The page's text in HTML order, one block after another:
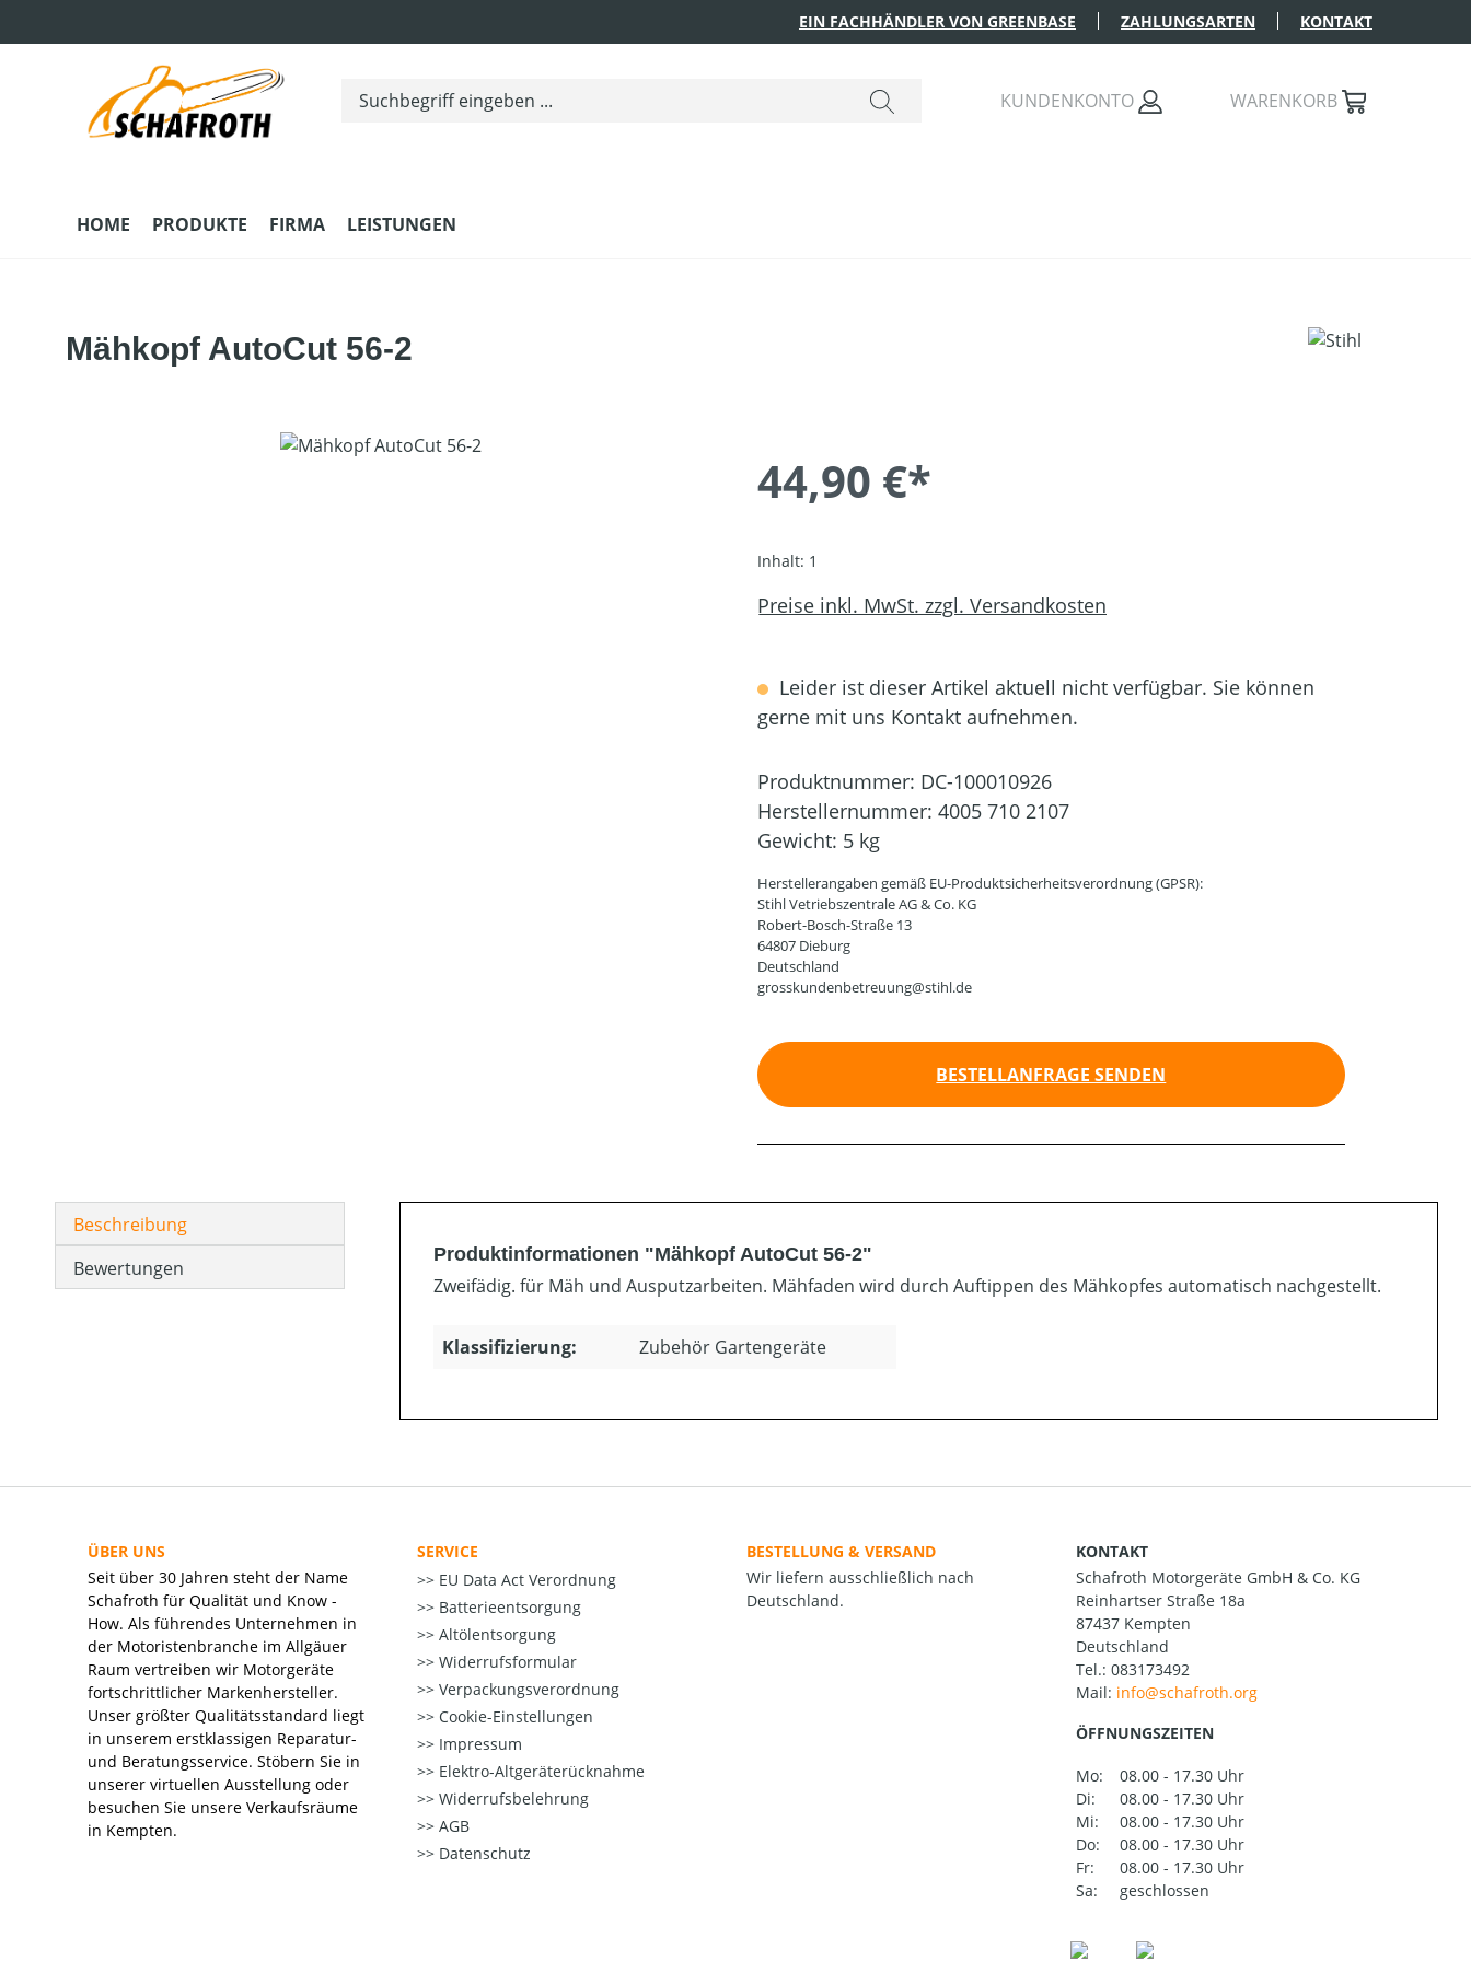
EIN FACHHÄNDLER VON GREENBASE ZAHLUNGSARTEN KONTAKT
KUNDENKONTO WARENKORB
HOME PRODUKTE FIRMA LEISTUNGEN
Mähkopf AutoCut 56-2
44,90 €*
Inhalt: 1
Preise inkl. MwSt. zzgl. Versandkosten
Leider ist dieser Artikel aktuell nicht verfügbar. Sie können
gerne mit uns Kontakt aufnehmen.
Produktnummer: DC-100010926
Herstellernummer: 4005 710 2107
Gewicht: 5 kg
Herstellerangaben gemäß EU-Produktsicherheitsverordnung (GPSR):
Stihl Vetriebszentrale AG & Co. KG
Robert-Bosch-Straße 13
64807 Dieburg
Deutschland
grosskundenbetreuung@stihl.de
BESTELLANFRAGE SENDEN
Beschreibung
Bewertungen
Produktinformationen "Mähkopf AutoCut 56-2"
Zweifädig. für Mäh und Ausputzarbeiten. Mähfaden wird durch Auftippen des Mähkopfes automatisch nachgestellt.
Klassifizierung: Zubehör Gartengeräte
ÜBER UNS
Seit über 30 Jahren steht der Name
Schafroth für Qualität und Know -
How. Als führendes Unternehmen in
der Motoristenbranche im Allgäuer
Raum vertreiben wir Motorgeräte
fortschrittlicher Markenhersteller.
Unser größter Qualitätsstandard liegt
in unserem erstklassigen Reparatur-
und Beratungsservice. Stöbern Sie in
unserer virtuellen Ausstellung oder
besuchen Sie unsere Verkaufsräume
in Kempten.
SERVICE
EU Data Act Verordnung
Batterieentsorgung
Altölentsorgung
Widerrufsformular
Verpackungsverordnung
Cookie-Einstellungen
Impressum
Elektro-Altgeräterücknahme
Widerrufsbelehrung
AGB
Datenschutz
BESTELLUNG & VERSAND
Wir liefern ausschließlich nach
Deutschland.
KONTAKT
Schafroth Motorgeräte GmbH & Co. KG
Reinhartser Straße 18a
87437 Kempten
Deutschland
Tel.: 083173492
Mail:
ÖFFNUNGSZEITEN
Mo:
08.00 - 17.30 Uhr
Di:
08.00 - 17.30 Uhr
Mi:
08.00 - 17.30 Uhr
Do:
08.00 - 17.30 Uhr
Fr:
08.00 - 17.30 Uhr
Sa:
geschlossen